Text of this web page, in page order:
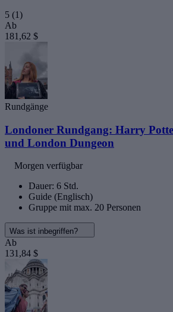
5 (1)
Ab
181,62 $
Rundgänge
Londoner Rundgang: Harry
und London Dungeon
Morgen verfügbar
Dauer: 6 Std.
Guide (Englisch)
Gruppe mit max. 20 Personen
Was ist inbegriffen?
Ab
131,84 $